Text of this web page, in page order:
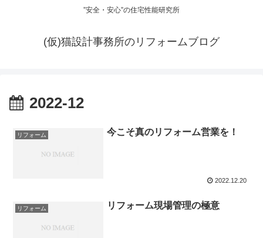
”安全・安心”の住宅性能研究所
(仮)猫設計事務所のリフォームブログ
2022-12
リフォーム 今こそ真のリフォーム営業を！
2022.12.20
リフォーム リフォーム現場管理の極意